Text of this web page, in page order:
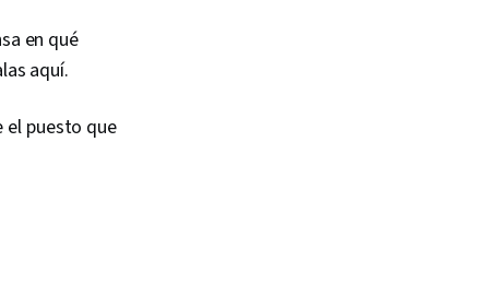
User Interface (UI),
and Inclusion
en qué
aquí.
el puesto que